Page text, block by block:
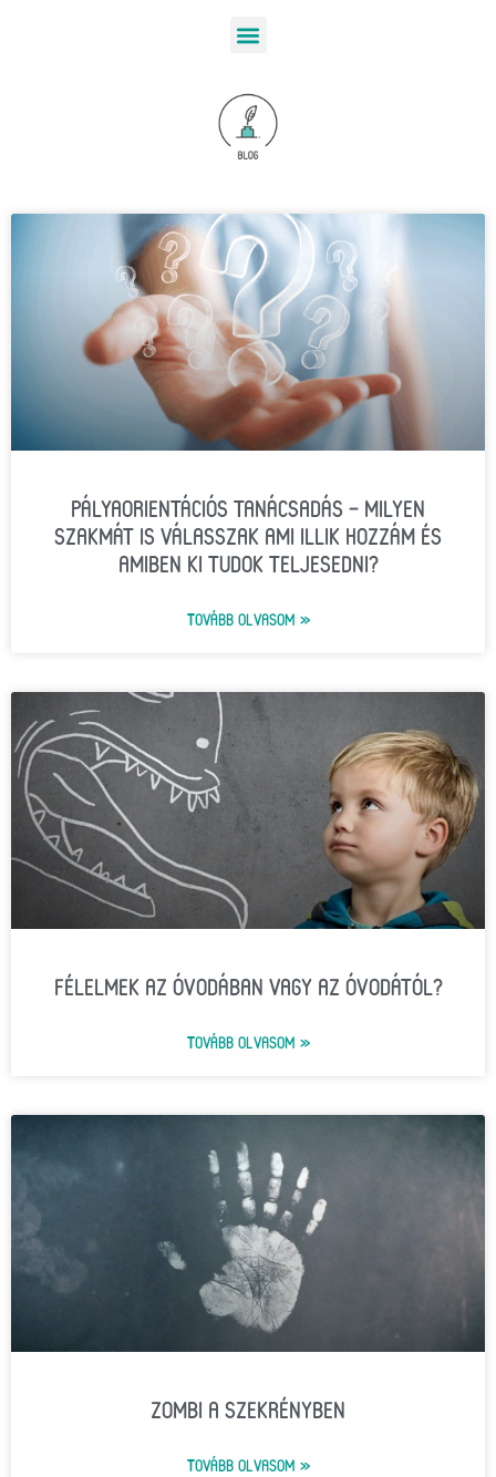
PÁLYAORIENTÁCIÓS TANÁCSADÁS – MILYEN
SZAKMÁT IS VÁLASSZAK AMI ILLIK HOZZÁM ÉS
AMIBEN KI TUDOK TELJESEDNI?
TOVÁBB OLVASOM »
FÉLELMEK AZ ÓVODÁBAN VAGY AZ ÓVODÁTÓL?
TOVÁBB OLVASOM »
ZOMBI A SZEKRÉNYBEN
TOVÁBB OLVASOM »